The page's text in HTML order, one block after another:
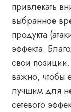
привлекать
выбранное
продукта
эффекта.
свои
важно, чтобы
лучшим для
сетевого